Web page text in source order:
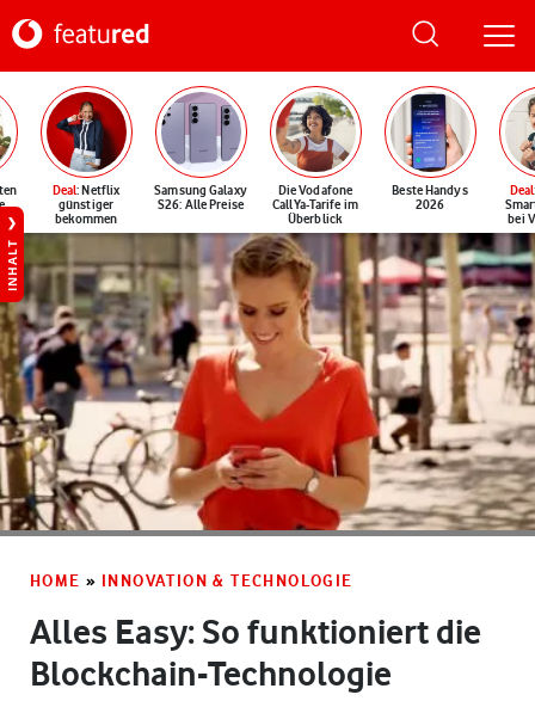
Deal: Netflix
günstiger
bekommen
Samsung Galaxy
S26: Alle Preise
Die Vodafone
CallYa-Tarife im
Überblick
Beste Handys
2026
Deal
bei
INHALT
HOME » INNOVATION & TECHNOLOGIE
Alles Easy: So funktioniert die
Blockchain-Technologie